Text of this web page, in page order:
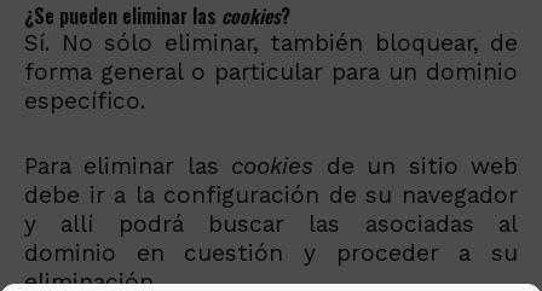
¿Se pueden eliminar las cookies?
Sí. No sólo eliminar, también bloquear, de
forma general o particular para un dominio
específico.
Para eliminar las cookies de un sitio web
debe ir a la configuración de su navegador
y allí podrá buscar las asociadas al
dominio en cuestión y proceder a su
eliminación.